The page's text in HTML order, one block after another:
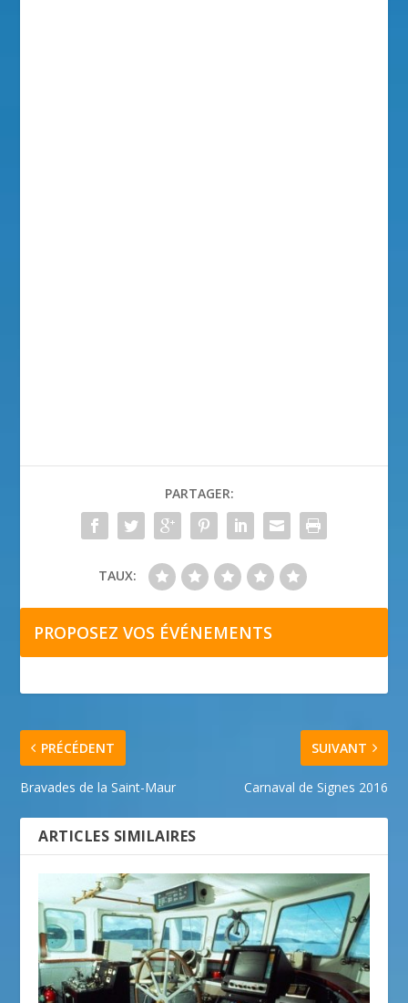
PARTAGER:
TAUX:
PROPOSEZ VOS ÉVÉNEMENTS
PRÉCÉDENT
Bravades de la Saint-Maur
SUIVANT
Carnaval de Signes 2016
ARTICLES SIMILAIRES